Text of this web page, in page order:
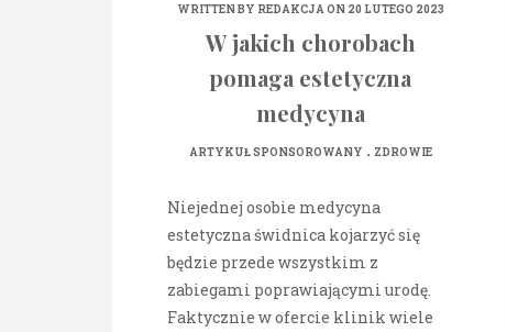
WRITTEN BY REDAKCJAON 20 LUTEGO 2023
W jakich chorobach
pomaga estetyczna
medycyna
ARTYKUŁ SPONSOROWANY . ZDROWIE
Niejednej osobie medycyna
estetyczna świdnica kojarzyć się
będzie przede wszystkim z
zabiegami poprawiającymi urodę.
Faktycznie w ofercie klinik wiele